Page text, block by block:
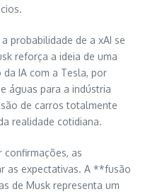
probabilidade de a xAI se
reforça a ideia de uma
IA com a Tesla, por
águas para a indústria
de carros totalmente
realidade cotidiana.
confirmações, as
as expectativas. A **fusão
de Musk representa um